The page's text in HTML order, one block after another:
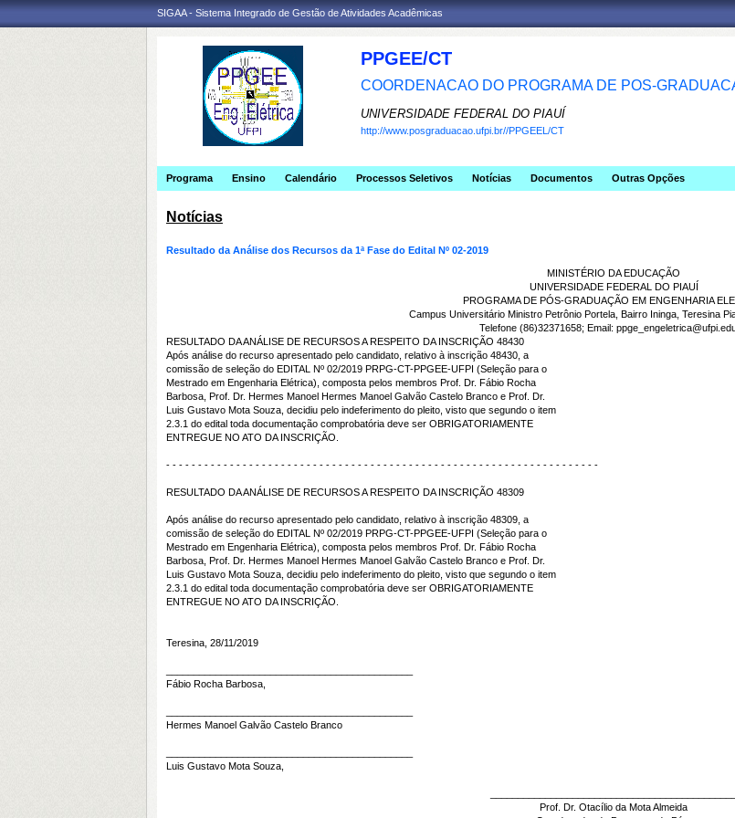
SIGAA - Sistema Integrado de Gestão de Atividades Acadêmicas
PPGEE/CT
COORDENACAO DO PROGRAMA DE POS-
UNIVERSIDADE FEDERAL DO PIAUÍ
http://www.posgraduacao.ufpi.br//PPGEEL/CT
Programa Ensino Calendário Processos Seletivos Notícias Documentos Outras Opções
Notícias
Resultado da Análise dos Recursos da 1ª Fase do Edital Nº 02-2019
MINISTÉRIO DA EDUCAÇÃO
UNIVERSIDADE FEDERAL DO PIAUÍ
PROGRAMA DE PÓS‐GRADUAÇÃO EM ENGENHARIA
Campus Universitário Ministro Petrônio Portela, Bairro Ininga, Teresina
Telefone (86)32371658; Email:
RESULTADO DA ANÁLISE DE RECURSOS A RESPEITO DA INSCRIÇÃO 48430
Após análise do recurso apresentado pelo candidato, relativo à inscrição 48430, a
comissão de seleção do EDITAL Nº 02/2019 PRPG-CT-PPGEE-UFPI (Seleção para o
Mestrado em Engenharia Elétrica), composta pelos membros Prof. Dr. Fábio Rocha
Barbosa, Prof. Dr. Hermes Manoel Hermes Manoel Galvão Castelo Branco e Prof. Dr.
Luis Gustavo Mota Souza, decidiu pelo indeferimento do pleito, visto que segundo o item
2.3.1 do edital toda documentação comprobatória deve ser OBRIGATORIAMENTE
ENTREGUE NO ATO DA INSCRIÇÃO.
- - - - - - - - - - - - - - - - - - - - - - - - - - - - - - - - - - - - - - - - - - - - - - - - - - - - - - - - - - - - - - - - - - - -
RESULTADO DA ANÁLISE DE RECURSOS A RESPEITO DA INSCRIÇÃO 48309
Após análise do recurso apresentado pelo candidato, relativo à inscrição 48309, a
comissão de seleção do EDITAL Nº 02/2019 PRPG-CT-PPGEE-UFPI (Seleção para o
Mestrado em Engenharia Elétrica), composta pelos membros Prof. Dr. Fábio Rocha
Barbosa, Prof. Dr. Hermes Manoel Hermes Manoel Galvão Castelo Branco e Prof. Dr.
Luis Gustavo Mota Souza, decidiu pelo indeferimento do pleito, visto que segundo o item
2.3.1 do edital toda documentação comprobatória deve ser OBRIGATORIAMENTE
ENTREGUE NO ATO DA INSCRIÇÃO.
Teresina, 28/11/2019
Fábio Rocha Barbosa,
Hermes Manoel Galvão Castelo Branco
Luis Gustavo Mota Souza,
Prof. Dr. Otacílio da Mota Almeida